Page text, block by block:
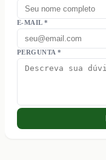
E-MAIL *
PERGUNTA *